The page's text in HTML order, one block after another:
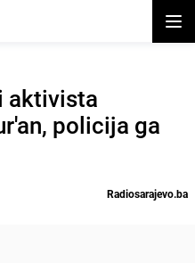
aktivista
policija ga
Radiosarajevo.ba